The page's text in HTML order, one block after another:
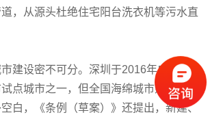
，从源头杜绝住宅阳台洗衣机等污水直
建设密不可分。深圳于2016年成为国
点城市之一，但全国海绵城市建设领域
白，《条例（草案）》还提出，新建、